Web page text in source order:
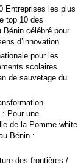
Entreprises les plus
top 10 des
Bénin célébré pour
d’innovation
pour les
scolaires
de sauvetage du
Pour une
de la Pomme white
Bénin :
des frontières /